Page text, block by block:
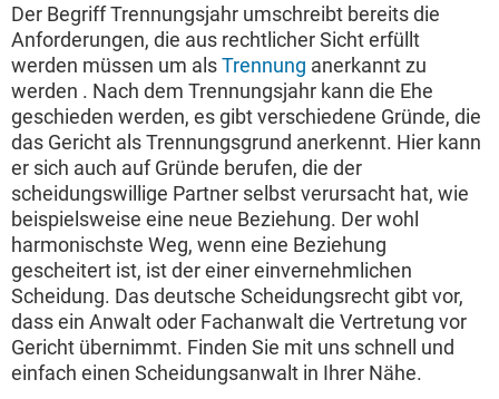
Der Begriff Trennungsjahr umschreibt bereits die
Anforderungen, die aus rechtlicher Sicht erfüllt
werden müssen um alsTrennung anerkannt zu
werden . Nach dem Trennungsjahr kann die Ehe
geschieden werden, es gibt verschiedene Gründe, die
das Gericht als Trennungsgrund anerkennt. Hier kann
er sich auch auf Gründe berufen, die der
scheidungswillige Partner selbst verursacht hat, wie
beispielsweise eine neue Beziehung. Der wohl
harmonischste Weg, wenn eine Beziehung
gescheitert ist, ist der einer einvernehmlichen
Scheidung. Das deutsche Scheidungsrecht gibt vor,
dass ein Anwalt oder Fachanwalt die Vertretung vor
Gericht übernimmt. Finden Sie mit uns schnell und
einfach einen Scheidungsanwalt in Ihrer Nähe.